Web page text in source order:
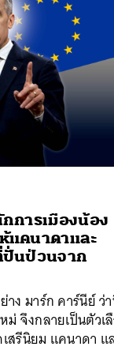
การเมืองน้อง
แคนาดาและ
ปั่นป่วนจาก
าง มาร์ก คาร์นีย์ ว่
จึงกลายเป็นตัวเ
สรีนิยม แคนาดา แ